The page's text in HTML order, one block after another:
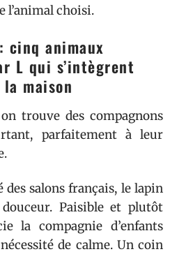
l’animal choisi.
cinq animaux
L qui s’intègrent
maison
trouve des compagnons
parfaitement à leur
des salons français, le lapin
Paisible et plutôt
la compagnie d’enfants
de calme. Un coin